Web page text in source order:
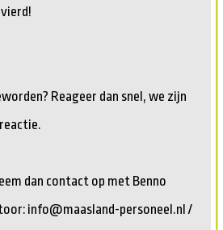
Reageer dan snel, we zijn
dan contact op met Benno
info@maasland-personeel.nl /